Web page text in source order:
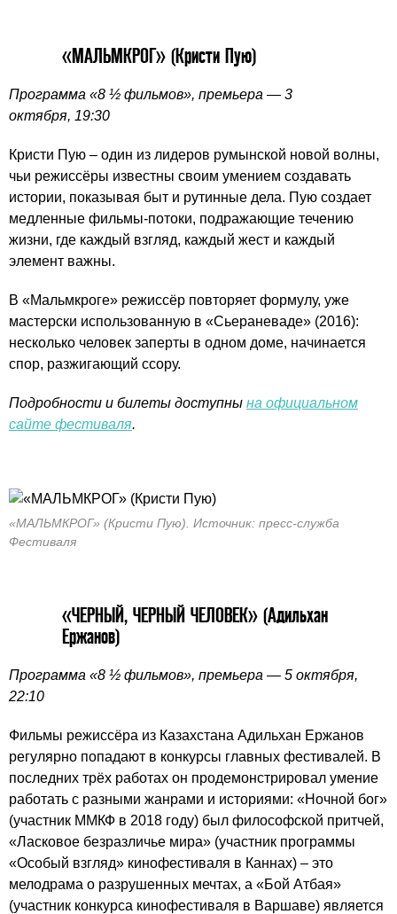
«МАЛЬМКРОГ» (Кристи Пую)
Программа «8 ½ фильмов», премьера — 3
октября, 19:30
Кристи Пую – один из лидеров румынской новой волны,
чьи режиссёры известны своим умением создавать
истории, показывая быт и рутинные дела. Пую создает
медленные фильмы-потоки, подражающие течению
жизни, где каждый взгляд, каждый жест и каждый
элемент важны.
В «Мальмкроге» режиссёр повторяет формулу, уже
мастерски использованную в «Сьераневаде» (2016):
несколько человек заперты в одном доме, начинается
спор, разжигающий ссору.
Подробности и билеты доступны на официальном
сайте фестиваля.
«МАЛЬМКРОГ» (Кристи Пую). Источник: пресс-служба
Фестиваля
«ЧЕРНЫЙ, ЧЕРНЫЙ ЧЕЛОВЕК» (Адильхан
Ержанов)
Программа «8 ½ фильмов», премьера — 5 октября,
22:10
Фильмы режиссёра из Казахстана Адильхан Ержанов
регулярно попадают в конкурсы главных фестивалей. В
последних трёх работах он продемонстрировал умение
работать с разными жанрами и историями: «Ночной бог»
(участник ММКФ в 2018 году) был философской притчей,
«Ласковое безразличье мира» (участник программы
«Особый взгляд» кинофестиваля в Каннах) – это
мелодрама о разрушенных мечтах, а «Бой Атбая»
(участник конкурса кинофестиваля в Варшаве) является